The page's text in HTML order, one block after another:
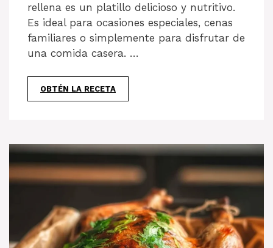
rellena es un platillo delicioso y nutritivo.
Es ideal para ocasiones especiales, cenas
familiares o simplemente para disfrutar de
una comida casera. …
OBTÉN LA RECETA